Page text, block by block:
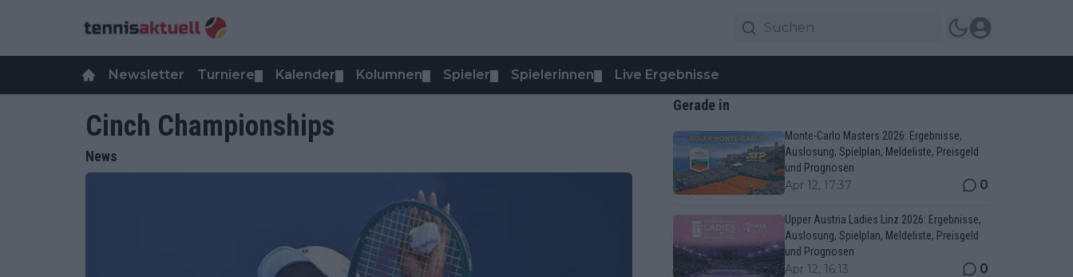
Newsletter Turniere Kalender Kolumnen Spieler Spielerinnen Live Ergebnisse
Cinch Championships
News
Gerade in
Monte-Carlo Masters 2026: Ergebnisse,
Auslosung, Spielplan, Meldeliste, Preisgeld
und Prognosen
Apr 12, 17:37 0
Upper Austria Ladies Linz 2026: Ergebnisse,
Auslosung, Spielplan, Meldeliste, Preisgeld
und Prognosen
Apr 12, 16:13 0